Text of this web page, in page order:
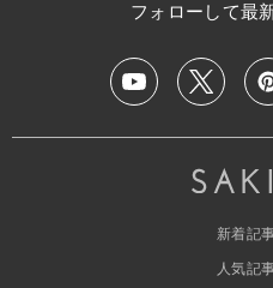
フォローして最
新着記
人気記